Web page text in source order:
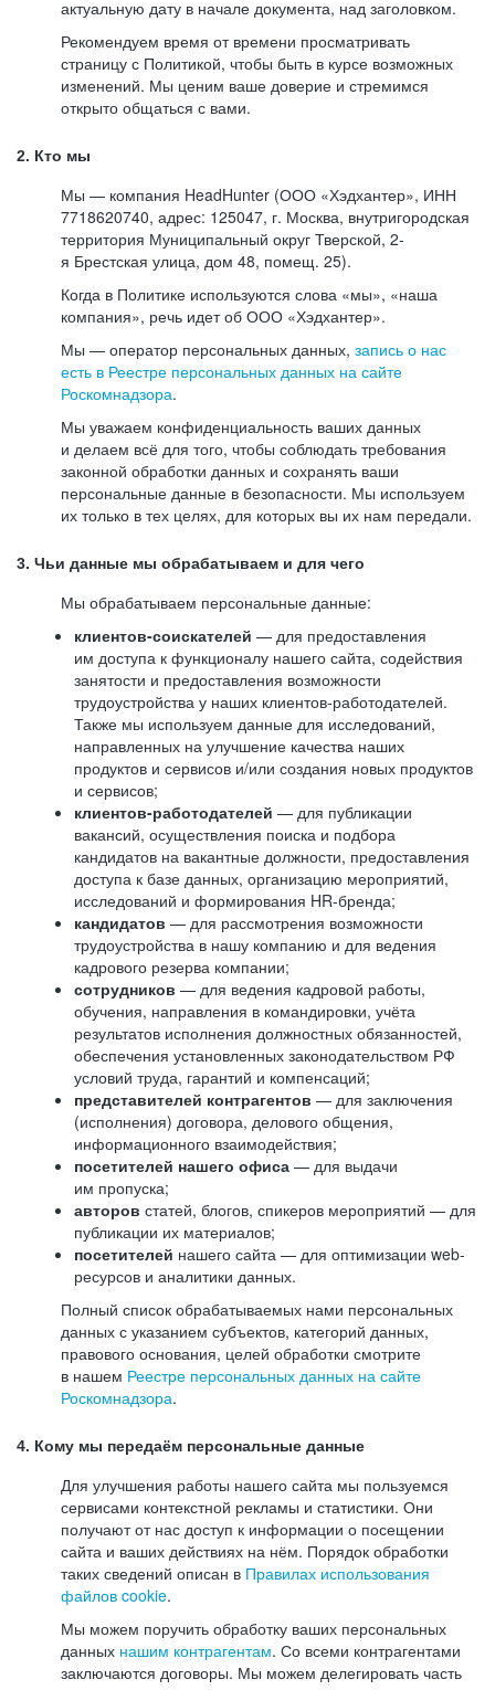
актуальную дату в начале документа, над заголовком.
Рекомендуем время от времени просматривать
страницу с Политикой, чтобы быть в курсе возможных
изменений. Мы ценим ваше доверие и стремимся
открыто общаться с вами.
2. Кто мы
Мы — компания HeadHunter (ООО «Хэдхантер», ИНН
7718620740, адрес: 125047, г. Москва, внутригородская
территория Муниципальный округ Тверской, 2-
я Брестская улица, дом 48, помещ. 25).
Когда в Политике используются слова «мы», «наша
компания», речь идет об ООО «Хэдхантер».
Мы — оператор персональных данных, запись о нас
есть в Реестре персональных данных на сайте
Роскомнадзора.
Мы уважаем конфиденциальность ваших данных
и делаем всё для того, чтобы соблюдать требования
законной обработки данных и сохранять ваши
персональные данные в безопасности. Мы используем
их только в тех целях, для которых вы их нам передали.
3. Чьи данные мы обрабатываем и для чего
Мы обрабатываем персональные данные:
клиентов-соискателей — для предоставления
им доступа к функционалу нашего сайта, содействия
занятости и предоставления возможности
трудоустройства у наших клиентов-работодателей.
Также мы используем данные для исследований,
направленных на улучшение качества наших
продуктов и сервисов и/или создания новых продуктов
и сервисов;
клиентов-работодателей — для публикации
вакансий, осуществления поиска и подбора
кандидатов на вакантные должности, предоставления
доступа к базе данных, организацию мероприятий,
исследований и формирования HR-бренда;
кандидатов — для рассмотрения возможности
трудоустройства в нашу компанию и для ведения
кадрового резерва компании;
сотрудников — для ведения кадровой работы,
обучения, направления в командировки, учёта
результатов исполнения должностных обязанностей,
обеспечения установленных законодательством РФ
условий труда, гарантий и компенсаций;
представителей контрагентов — для заключения
(исполнения) договора, делового общения,
информационного взаимодействия;
посетителей нашего офиса — для выдачи
им пропуска;
авторов статей, блогов, спикеров мероприятий — для
публикации их материалов;
посетителей нашего сайта — для оптимизации web-
ресурсов и аналитики данных.
Полный список обрабатываемых нами персональных
данных с указанием субъектов, категорий данных,
правового основания, целей обработки смотрите
в нашем Реестре персональных данных на сайте
Роскомнадзора.
4. Кому мы передаём персональные данные
Для улучшения работы нашего сайта мы пользуемся
сервисами контекстной рекламы и статистики. Они
получают от нас доступ к информации о посещении
сайта и ваших действиях на нём. Порядок обработки
таких сведений описан в Правилах использования
файлов cookie.
Мы можем поручить обработку ваших персональных
данных нашим контрагентам. Со всеми контрагентами
заключаются договоры. Мы можем делегировать часть